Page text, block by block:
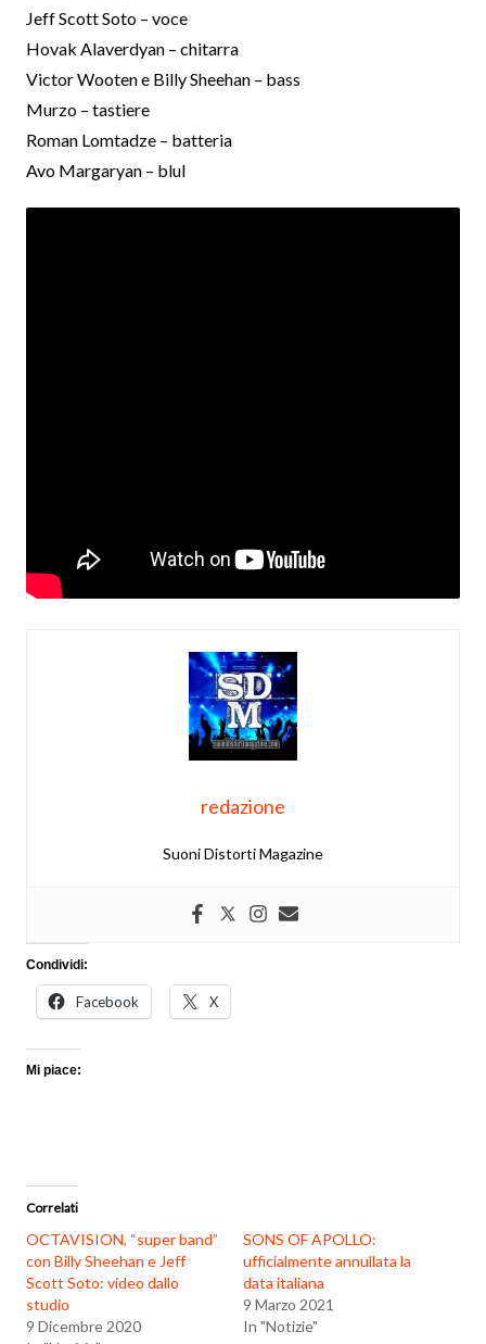
Jeff Scott Soto – voce
Hovak Alaverdyan – chitarra
Victor Wooten e Billy Sheehan – bass
Murzo – tastiere
Roman Lomtadze – batteria
Avo Margaryan – blul
redazione
Suoni Distorti Magazine
Condividi:
Facebook X
Mi piace:
Correlati
OCTAVISION, “super band”
con Billy Sheehan e Jeff
Scott Soto: video dallo
studio
9 Dicembre 2020
SONS OF APOLLO:
ufficialmente annullata la
data italiana
9 Marzo 2021
In "Notizie"